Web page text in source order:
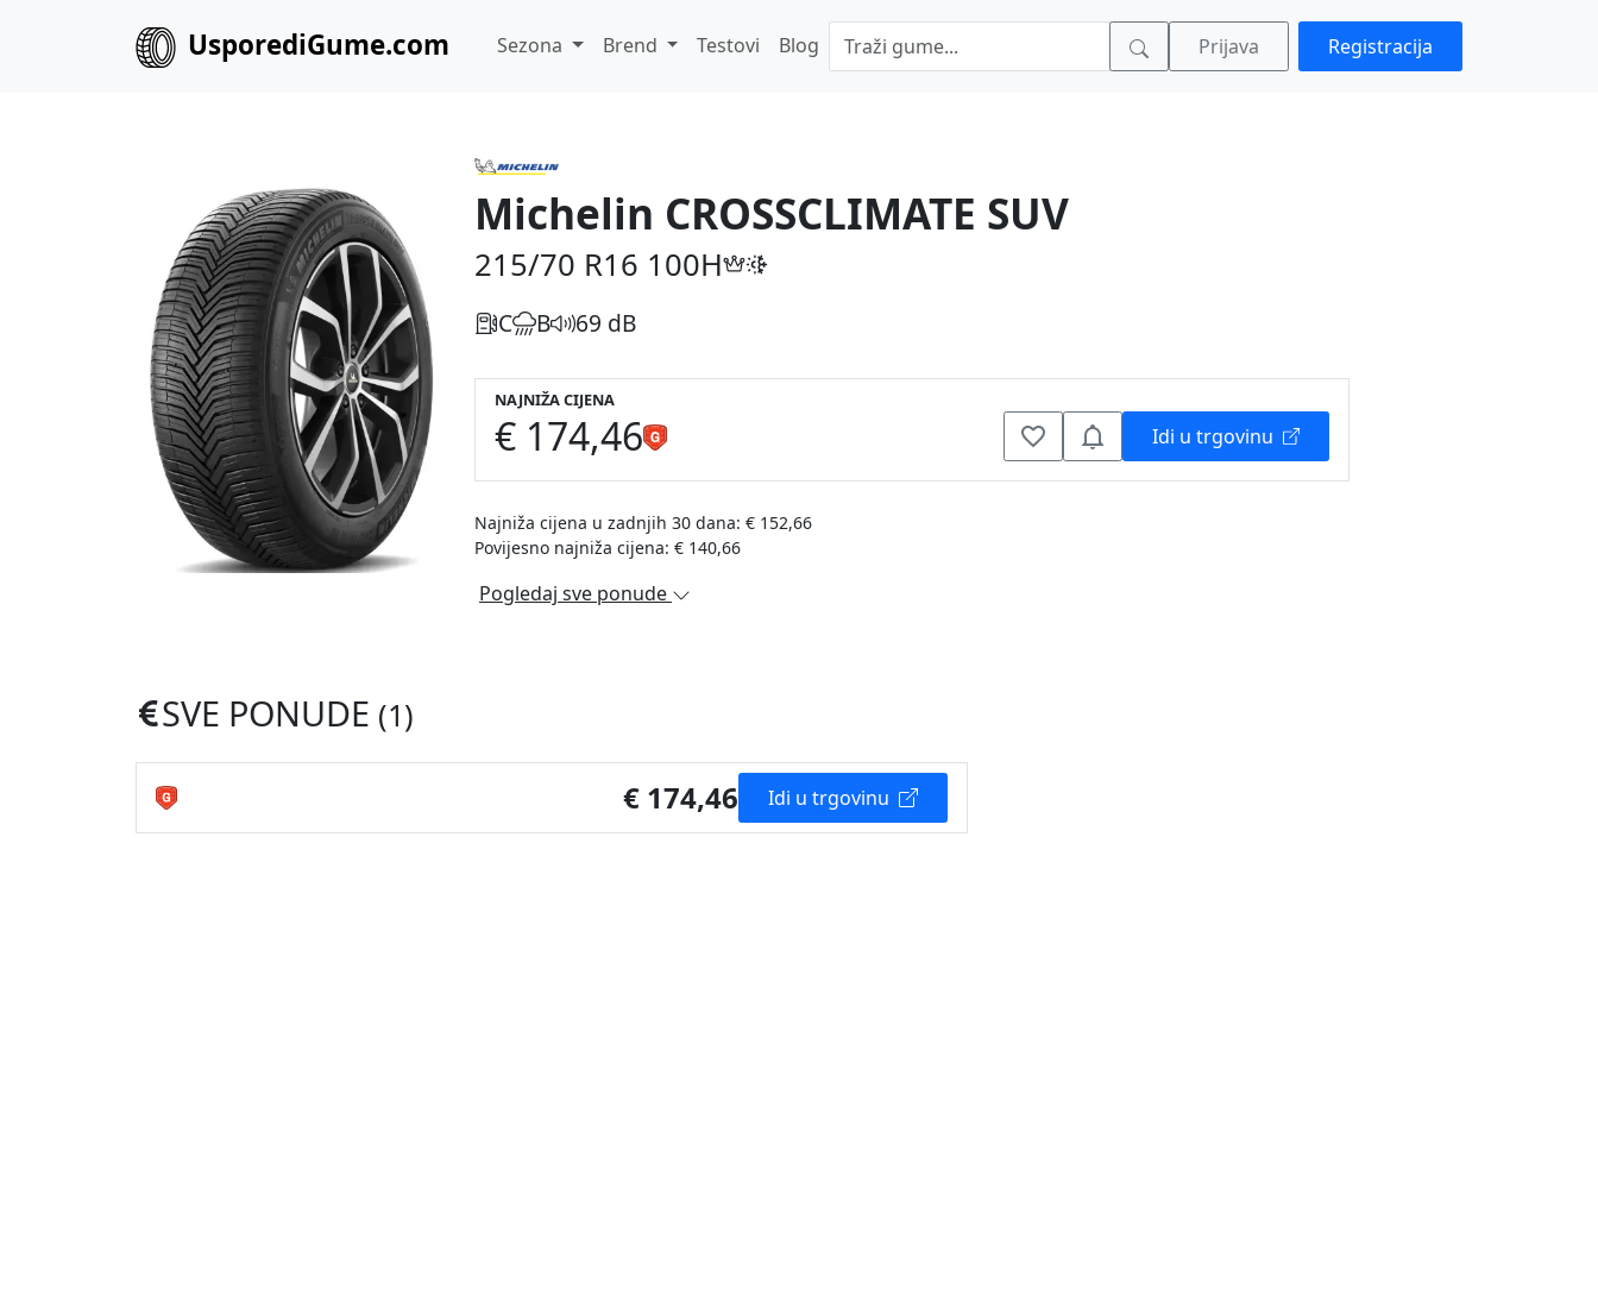
UsporediGume.com Sezona Brend Testovi Blog Prijava Registracija
Michelin CROSSCLIMATE SUV
215/70 R16 100H
C B 69 dB
NAJNIŽA CIJENA
€ 174,46 Idi u trgovinu
Najniža cijena u zadnjih 30 dana: € 152,66
Povijesno najniža cijena: € 140,66
Pogledaj sve ponude
SVE PONUDE (1)
€ 174,46 Idi u trgovinu